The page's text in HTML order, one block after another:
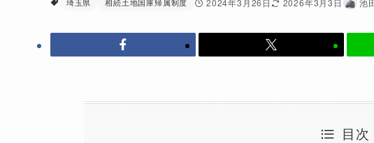
2024年3月26日 2026年3月3日 池
目次